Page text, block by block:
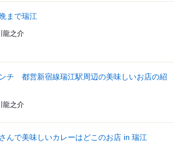
まで瑞江
龍之介
チ 都営新宿線瑞江駅周辺の美味しいお店の紹
龍之介
んで美味しいカレーはどこのお店 in 瑞江